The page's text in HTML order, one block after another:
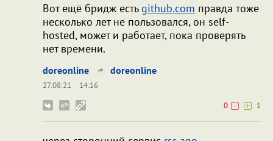
Вот ещё бридж естьgithub.com правда тоже
несколько лет не пользовался, он self-
hosted, может и работает, пока проверять
нет времени.
doreonline doreonline
27.08.21
14:16
0
1